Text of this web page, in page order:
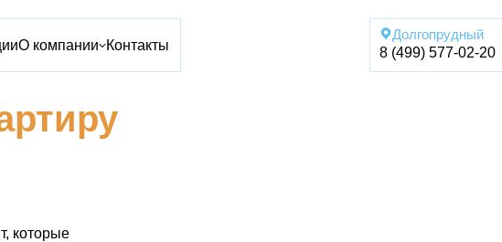
О компании Контакты
Долгопрудный
8 (499) 577-02-20
которые